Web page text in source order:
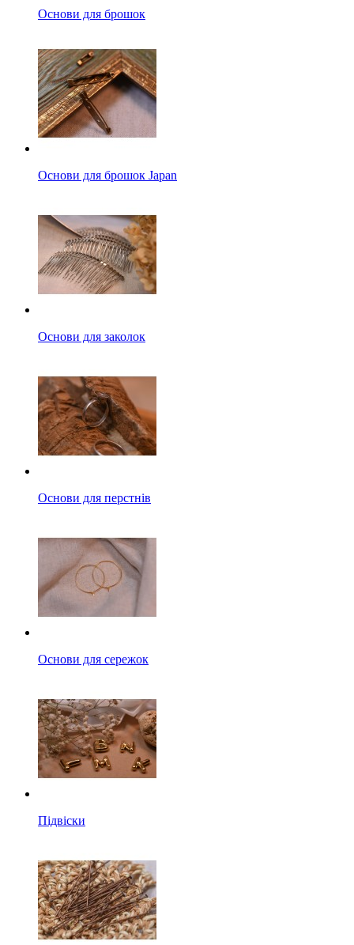
Основи для брошок
Основи для брошок Japan
Основи для заколок
Основи для перстнів
Основи для сережок
Підвіски